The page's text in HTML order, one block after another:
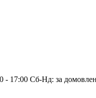
17:00 Сб-Нд: за